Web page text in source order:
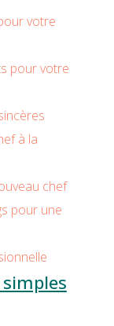
votre
pour votre
à la
chef
pour une